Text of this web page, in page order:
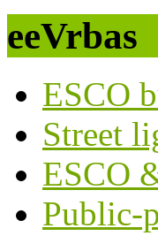
eeVrbas
ESCO
Street
ESCO
Public-